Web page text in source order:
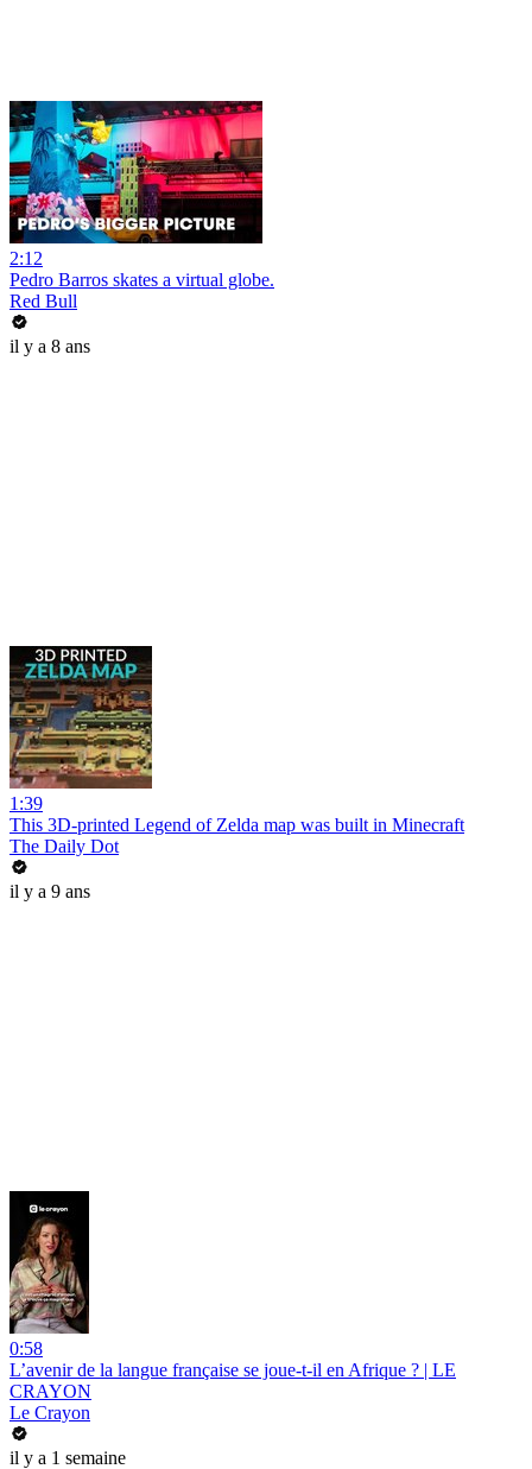
2:12
Pedro Barros skates a virtual globe.
Red Bull
il y a 8 ans
1:39
This 3D-printed Legend of Zelda map was built in Minecraft
The Daily Dot
il y a 9 ans
0:58
L’avenir de la langue française se joue-t-il en Afrique ? | LE
CRAYON
Le Crayon
il y a 1 semaine